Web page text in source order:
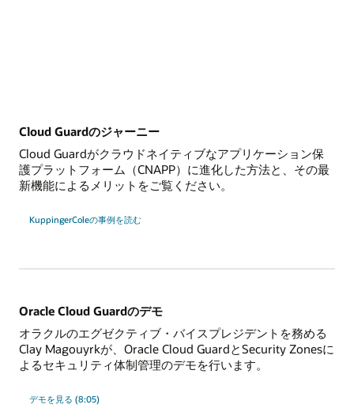
Cloud Guardのジャーニー
Cloud Guardがクラウドネイティブなアプリケーション保
護プラットフォーム（CNAPP）に進化した方法と、その最
新機能によるメリットをご覧ください。
KuppingerColeの事例を読む
Oracle Cloud Guardのデモ
オラクルのエグゼクティブ・バイスプレジデントを務める
Clay Magouyrkが、Oracle Cloud GuardとSecurity Zonesに
よるセキュリティ体制管理のデモを行います。
デモを見る (8:05)